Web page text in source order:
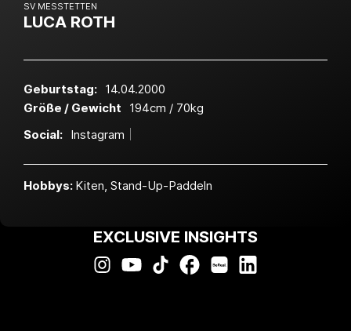
SV MESSTETTEN
LUCA ROTH
Geburtstag: 14.04.2000
Größe / Gewicht
194cm / 70kg
Social: Instagram
Hobbys: Kiten, Stand-Up-Paddeln
EXCLUSIVE INSIGHTS